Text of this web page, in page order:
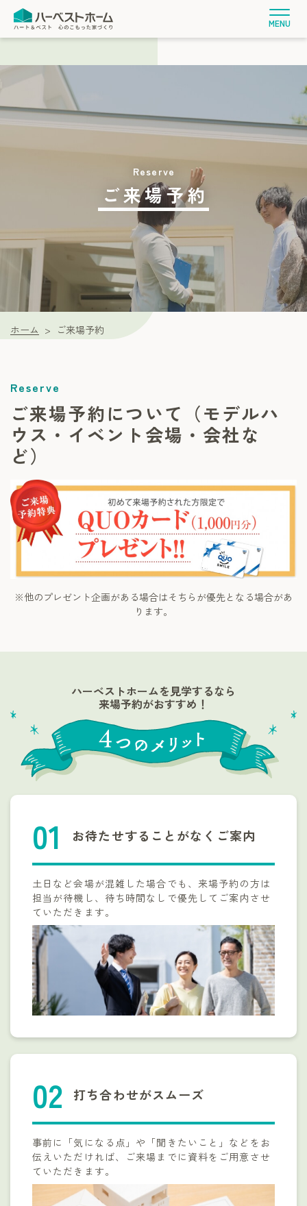
MENU
ご来場予約
ホーム ご来場予約
ご来場予約について（モデルハ
ウス・イベント会場・会社な
ど）
※他のプレゼント企画がある場合はそちらが優先となる場合があ
ります。
ハーベストホームを見学するなら
来場予約がおすすめ！
お待たせすることがなくご案内
土日など会場が混雑した場合でも、来場予約の方は
担当が待機し、待ち時間なしで優先してご案内させ
ていただきます。
打ち合わせがスムーズ
事前に「気になる点」や「聞きたいこと」などをお
伝えいただければ、ご来場までに資料をご用意させ
ていただきます。